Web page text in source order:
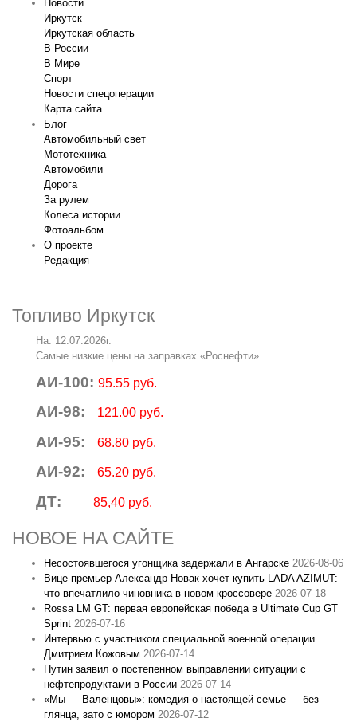
Новости
Иркутск
Иркутская область
В России
В Мире
Спорт
Новости спецоперации
Карта сайта
Блог
Автомобильный свет
Мототехника
Автомобили
Дорога
За рулем
Колеса истории
Фотоальбом
О проекте
Редакция
Топливо Иркутск
На: 12.07.2026г.
Самые низкие цены на заправках «Роснефти».
АИ-100: 95.55 руб.
АИ-98: 121.00 руб.
АИ-95: 68.80 руб.
АИ-92: 65.20 руб.
ДТ: 85,40 руб.
НОВОЕ НА САЙТЕ
Несостоявшегося угонщика задержали в Ангарске 2026-08-06
Вице‑премьер Александр Новак хочет купить LADA AZIMUT:
что впечатлило чиновника в новом кроссовере 2026-07-18
Rossa LM GT: первая европейская победа в Ultimate Cup GT
Sprint 2026-07-16
Интервью с участником специальной военной операции
Дмитрием Кожовым 2026-07-14
Путин заявил о постепенном выправлении ситуации с
нефтепродуктами в России 2026-07-14
«Мы — Валенцовы»: комедия о настоящей семье — без
глянца, зато с юмором 2026-07-12